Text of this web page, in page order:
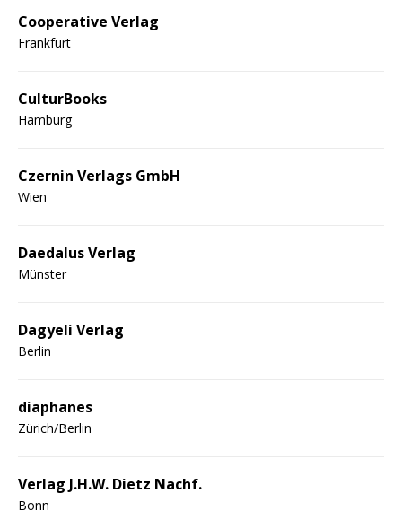
Cooperative Verlag
Frankfurt
CulturBooks
Hamburg
Czernin Verlags GmbH
Wien
Daedalus Verlag
Münster
Dagyeli Verlag
Berlin
diaphanes
Zürich/Berlin
Verlag J.H.W. Dietz Nachf.
Bonn